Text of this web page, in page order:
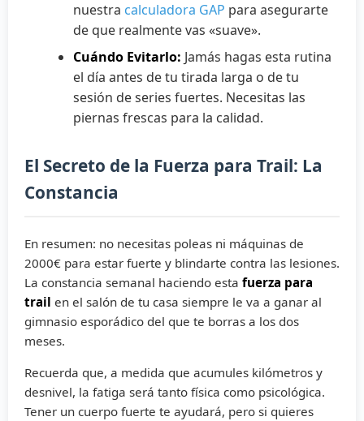
nuestra calculadora GAP para asegurarte
de que realmente vas «suave».
Cuándo Evitarlo: Jamás hagas esta rutina
el día antes de tu tirada larga o de tu
sesión de series fuertes. Necesitas las
piernas frescas para la calidad.
El Secreto de la Fuerza para Trail: La
Constancia
En resumen: no necesitas poleas ni máquinas de
2000€ para estar fuerte y blindarte contra las lesiones.
La constancia semanal haciendo esta fuerza para
trail en el salón de tu casa siempre le va a ganar al
gimnasio esporádico del que te borras a los dos
meses.
Recuerda que, a medida que acumules kilómetros y
desnivel, la fatiga será tanto física como psicológica.
Tener un cuerpo fuerte te ayudará, pero si quieres